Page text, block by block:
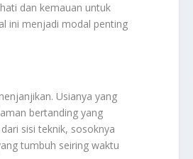
dan kemauan untuk
ini menjadi modal penting
Usianya yang
bertanding yang
sisi teknik, sosoknya
tumbuh seiring waktu